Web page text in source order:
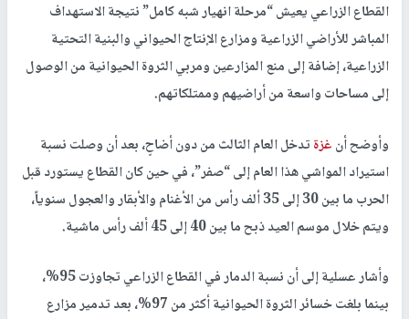
القطاع الزراعي يعيش “مرحلة انهيار شبه كامل” نتيجة الاستهداف
المباشر للأراضي الزراعية ومزارع الإنتاج الحيواني والبنية التحتية
الزراعية، إضافة إلى منع المزارعين ومربي الثروة الحيوانية من الوصول
إلى مساحات واسعة من أراضيهم وممتلكاتهم.
وأوضح أنغزةتدخل العام الثالث من دون أضاحٍ، بعد أن وصلت نسبة
استيراد المواشي هذا العام إلى “صفر”، في حين كان القطاع يستورد قبل
الحرب ما بين 30 إلى 35 ألف رأس من الأغنام والأبقار والعجول سنوياً،
ويتم خلال موسم العيد ذبح ما بين 40 إلى 45 ألف رأس ماشية.
وأشار عسلية إلى أن نسبة الدمار في القطاع الزراعي تجاوزت 95%،
بينما بلغت خسائر الثروة الحيوانية أكثر من 97%، بعد تدمير مزارع